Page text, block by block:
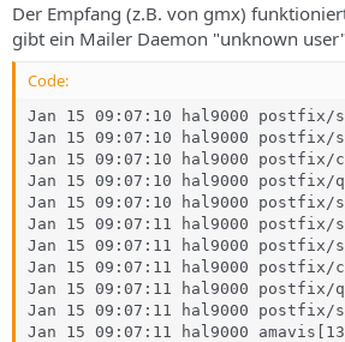
Der Empfang (z.B. von gmx)
gibt ein Mailer Daemon "unknown user"
Code:
Jan 15 09:07:10 hal9000 postfix/
Jan 15 09:07:10 hal9000 postfix/
Jan 15 09:07:10 hal9000 postfix/
Jan 15 09:07:10 hal9000 postfix/
Jan 15 09:07:10 hal9000 postfix/
Jan 15 09:07:11 hal9000 postfix/
Jan 15 09:07:11 hal9000 postfix/
Jan 15 09:07:11 hal9000 postfix/
Jan 15 09:07:11 hal9000 postfix/
Jan 15 09:07:11 hal9000
Jan 15 09:07:11 hal9000